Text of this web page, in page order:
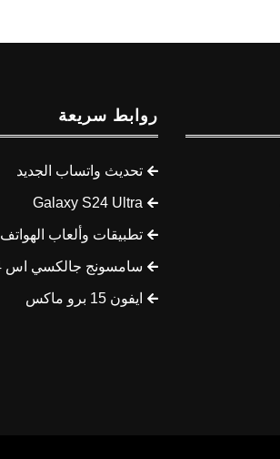
روابط سريعة
تحديث واتساب الجديد
Galaxy S24 Ultra
تطبيقات وألعاب الهواتف
سامسونج جالكسي اس 24
ايفون 15 برو ماكس